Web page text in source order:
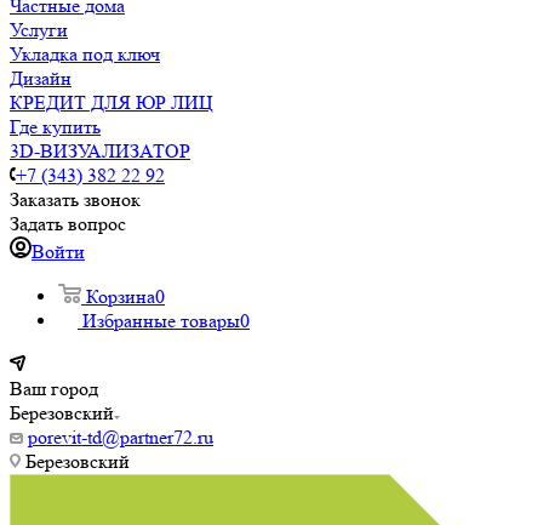
Частные дома
Услуги
Укладка под ключ
Дизайн
КРЕДИТ ДЛЯ ЮР ЛИЦ
Где купить
3D-ВИЗУАЛИЗАТОР
+7 (343) 382 22 92
Заказать звонок
Задать вопрос
Войти
Корзина0
Избранные товары0
Ваш город
Березовский
porevit-td@partner72.ru
Березовский